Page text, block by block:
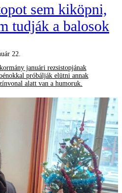
sem kiköpni,
tudják a balosok
22.
januári rezsistopjának
próbálják elütni annak
alatt van a humoruk.